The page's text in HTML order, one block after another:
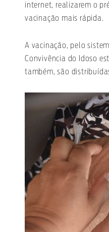
internet, realizarem o
vacinação mais rápida.
A vacinação, pelo
Convivência do Idoso
também, são